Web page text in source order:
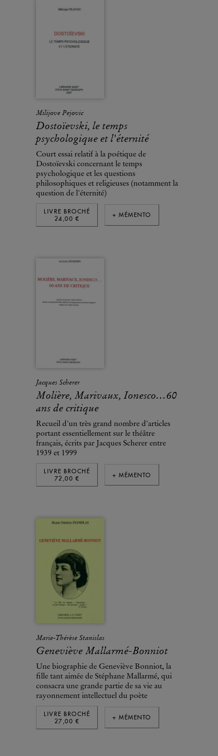
Milijove Pejovic
Dostoïevski, le temps
psychologique et l'éternité
Court essai relatif à la poétique de
Dostoïevski concernant le temps
psychologique et les questions
philosophiques et religieuses (notamment la
question de l'éternité)
LIVRE BROCHÉ
24,00 €
+ MÉMENTO
Jacques Scherer
Molière, Marivaux, Ionesco…60
ans de critique
Recueil d'un très grand nombre d'articles
portant essentiellement sur le théâtre
français, écrits par Jacques Scherer entre
1939 et 1999
LIVRE BROCHÉ
72,00 €
+ MÉMENTO
Marie-Thérèse Stanislas
Geneviève Mallarmé-Bonniot
Une biographie de Geneviève Bonniot, la
fille tant aimée de Stéphane Mallarmé, qui
consacra une grande partie de sa vie au
rayonnement intellectuel du poète
LIVRE BROCHÉ
27,00 €
+ MÉMENTO